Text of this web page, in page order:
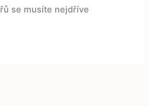
se musíte nejdříve